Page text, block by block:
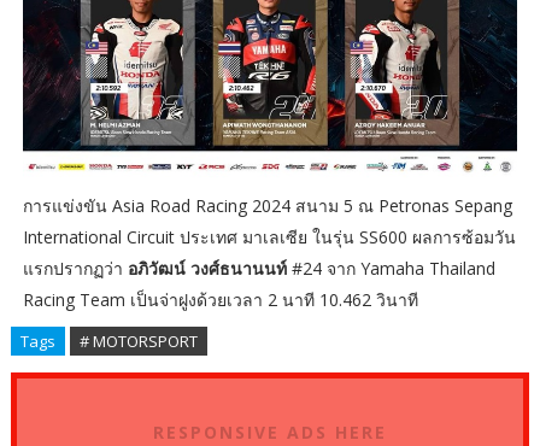
การแข่งขัน Asia Road Racing 2024 สนาม 5 ณ Petronas Sepang
International Circuit ประเทศ มาเลเซีย ในรุ่น SS600 ผลการซ้อมวัน
แรกปรากฏว่า อภิวัฒน์ วงศ์ธนานนท์ #24 จาก Yamaha Thailand
Racing Team เป็นจ่าฝูงด้วยเวลา 2 นาที 10.462 วินาที
Tags # MOTORSPORT
RESPONSIVE ADS HERE